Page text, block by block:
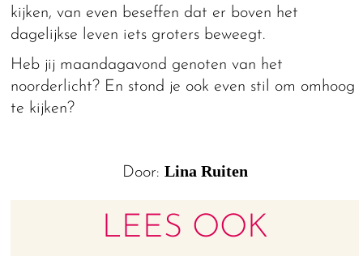
kijken, van even beseffen dat er boven het
dagelijkse leven iets groters beweegt.
Heb jij maandagavond genoten van het
noorderlicht? En stond je ook even stil om omhoog
te kijken?
Door: Lina Ruiten
LEES OOK